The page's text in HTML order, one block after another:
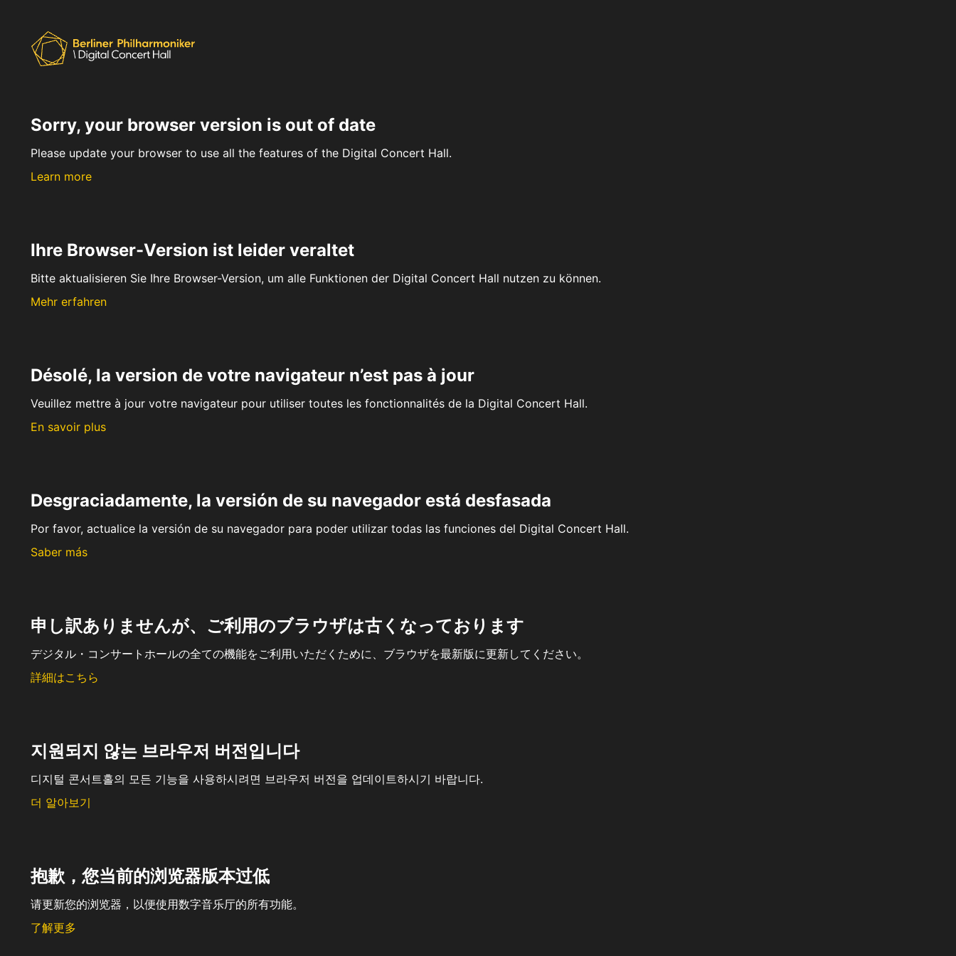
Sorry, your browser version is out of date
Please update your browser to use all the features of the Digital Concert Hall.
Learn more
Ihre Browser-Version ist leider veraltet
Bitte aktualisieren Sie Ihre Browser-Version, um alle Funktionen der Digital Concert Hall nutzen zu können.
Mehr erfahren
Désolé, la version de votre navigateur n’est pas à jour
Veuillez mettre à jour votre navigateur pour utiliser toutes les fonctionnalités de la Digital Concert Hall.
En savoir plus
Desgraciadamente, la versión de su navegador está desfasada
Por favor, actualice la versión de su navegador para poder utilizar todas las funciones del Digital Concert Hall.
Saber más
申し訳ありませんが、ご利用のブラウザは古くなっております
デジタル・コンサートホールの全ての機能をご利用いただくために、ブラウザを最新版に更新してください。
詳細はこちら
지원되지 않는 브라우저 버전입니다
디지털 콘서트홀의 모든 기능을 사용하시려면 브라우저 버전을 업데이트하시기 바랍니다.
더 알아보기
抱歉，您当前的浏览器版本过低
请更新您的浏览器，以便使用数字音乐厅的所有功能。
了解更多